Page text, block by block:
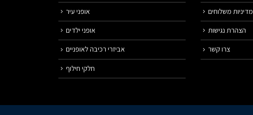
אופני עיר
אופני ילדים
אביזרי רכיבה לאופניים
חלקי חילוף
מדיניות משלוחים
הצהרת נגישות
צרו קשר